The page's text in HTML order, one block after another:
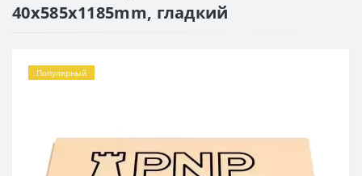
40x585x1185mm, гладкий
Популярный